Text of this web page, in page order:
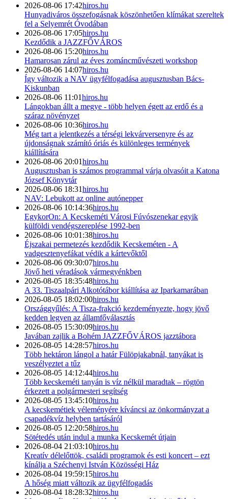
2026-08-06 17:42hiros.hu
Hunyadiváros összefogásnak köszönhetően klímákat szereltek
fel a Selyemrét Óvodában
2026-08-06 17:05hiros.hu
Kezdődik a JAZZFŐVÁROS
2026-08-06 15:20hiros.hu
Hamarosan zárul az éves zománcművészeti workshop
2026-08-06 14:07hiros.hu
Így változik a NAV ügyfélfogadása augusztusban Bács-
Kiskunban
2026-08-06 11:01hiros.hu
Lángokban állt a megye - több helyen égett az erdő és a
száraz növényzet
2026-08-06 10:36hiros.hu
Még tart a jelentkezés a térségi lekvárversenyre és az
újdonságnak számító óriás és különleges termények
kiállítására
2026-08-06 20:01hiros.hu
Augusztusban is számos programmal várja olvasóit a Katona
József Könyvtár
2026-08-06 18:31hiros.hu
NAV: Lebukott az online autónepper
2026-08-06 10:14:36hiros.hu
EgykorOn: A Kecskeméti Városi Fúvószenekar egyik
külföldi vendégszereplése 1992-ben
2026-08-06 10:01:38hiros.hu
Éjszakai permetezés kezdődik Kecskeméten - A
vadgesztenyefákat védik a kártevőktől
2026-08-06 09:30:07hiros.hu
Jövő heti véradások vármegyénkben
2026-08-05 18:35:48hiros.hu
A 33. Tiszaalpári Alkotótábor kiállítása az Iparkamarában
2026-08-05 18:02:00hiros.hu
Országgyűlés: A Tisza-frakció kezdeményezte, hogy jövő
kedden legyen az államfőválasztás
2026-08-05 15:30:09hiros.hu
Javában zajlik a Bohém JAZZFŐVÁROS jazztábora
2026-08-05 14:28:57hiros.hu
Több hektáron lángol a határ Fülöpjakabnál, tanyákat is
veszélyeztet a tűz
2026-08-05 14:12:44hiros.hu
Több kecskeméti tanyán is víz nélkül maradtak – rögtön
érkezett a polgármesteri segítség
2026-08-05 13:45:10hiros.hu
A kecskemétiek véleményére kíváncsi az önkormányzat a
csapadékvíz helyben tartásáról
2026-08-05 12:20:58hiros.hu
Sötétedés után indul a munka Kecskemét útjain
2026-08-04 21:03:10hiros.hu
Kreatív délelőttök, családi programok és esti koncert – ezt
kínálja a Széchenyi István Közösségi Ház
2026-08-04 19:59:15hiros.hu
A hőség miatt változik az ügyfélfogadás
2026-08-04 18:28:32hiros.hu